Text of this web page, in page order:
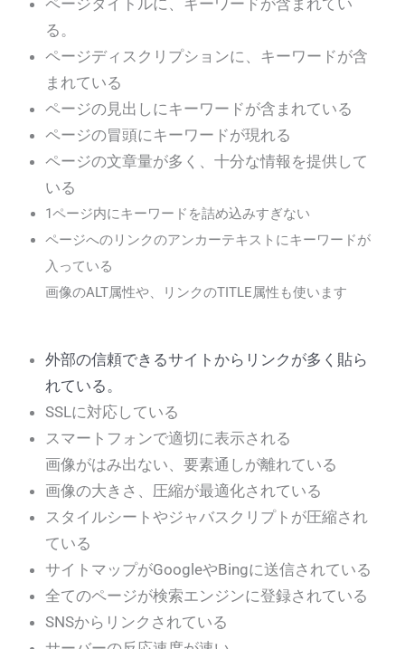
る。
ページディスクリプションに、キーワードが含
まれている
ページの見出しにキーワードが含まれている
ページの冒頭にキーワードが現れる
ページの文章量が多く、十分な情報を提供して
いる
1ページ内にキーワードを詰め込みすぎない
ページへのリンクのアンカーテキストにキーワードが
入っている
画像のALT属性や、リンクのTITLE属性も使います
外部の信頼できるサイトからリンクが多く貼ら
れている。
SSLに対応している
スマートフォンで適切に表示される
画像がはみ出ない、要素通しが離れている
画像の大きさ、圧縮が最適化されている
スタイルシートやジャバスクリプトが圧縮され
ている
サイトマップがGoogleやBingに送信されている
全てのページが検索エンジンに登録されている
SNSからリンクされている